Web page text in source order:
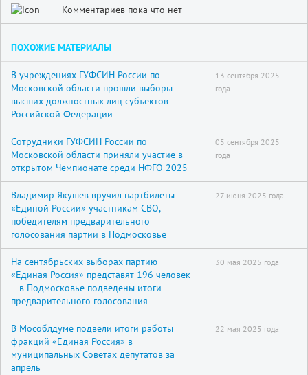
Комментариев пока что нет
ПОХОЖИЕ МАТЕРИАЛЫ
В учреждениях ГУФСИН России по
Московской области прошли выборы
высших должностных лиц субъектов
Российской Федерации
13 сентября 2025
года
Сотрудники ГУФСИН России по
Московской области приняли участие в
открытом Чемпионате среди НФГО 2025
05 сентября 2025
года
Владимир Якушев вручил партбилеты
«Единой России» участникам СВО,
победителям предварительного
голосования партии в Подмосковье
27 июня 2025 года
На сентябрьских выборах партию
«Единая Россия» представят 196 человек
– в Подмосковье подведены итоги
предварительного голосования
30 мая 2025 года
В Мособлдуме подвели итоги работы
фракций «Единая Россия» в
муниципальных Советах депутатов за
апрель
22 мая 2025 года